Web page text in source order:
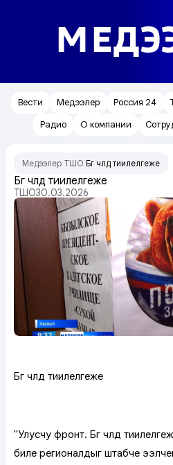
Вести Медээлер Россия 24
Радио
О компании
Медээлер ТШО Бүгү чүүлдү тиилелгеже
Бүгү чүүлдү тиилелгеже
ТШО30.03.2026
Бүгү чүүлдү тиилелгеже
"Улусчу фронт. Бүгү чүүлдү
биле регионалдыг штабче